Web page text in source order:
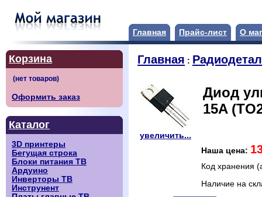
Главная Прайс-лист О
Корзина
Оформить заказ
Каталог
3D принтеры
Бегущая строка
Блоки питания ТВ
Ардуино
Инверторы ТВ
Инструнент
Главная :
увеличить...
Диод
15A
Наша цена:
Код хранения
Наличие на